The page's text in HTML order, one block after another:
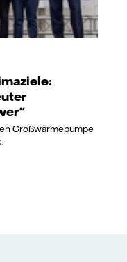
Großwärmepumpe